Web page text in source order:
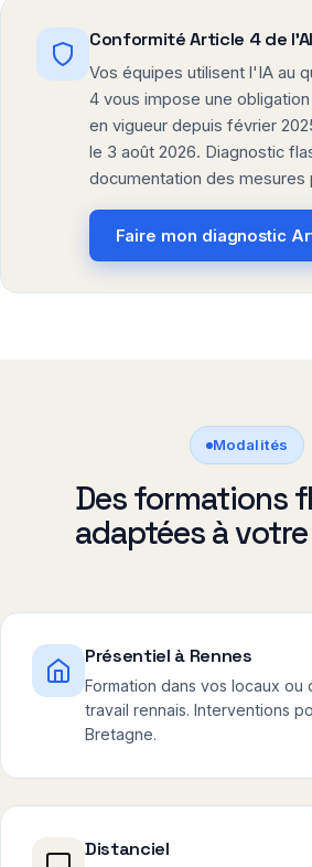
Conformité Article 4 de
Vos équipes utilisent l'IA au
4 vous impose une
en vigueur depuis février
le 3 août 2026. Diagnostic
documentation des mesures
Faire mon diagnostic
Modalités
Des formations
adaptées à
Présentiel à Rennes
Formation dans vos locaux ou
travail rennais. Interventions
Bretagne.
Distanciel